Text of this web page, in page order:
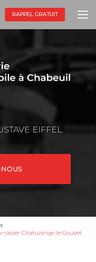
RAPPEL GRATUIT
EIFFEL
Chatuzange-le-Goubet